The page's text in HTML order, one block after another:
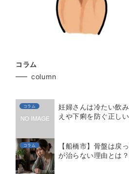
コラム
column
コラム
妊婦さんは冷たい飲
えや下痢を防ぐ正し
コラム
【船橋市】骨盤は戻
が治らない理由とは